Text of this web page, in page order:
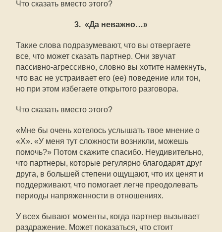
Что сказать вместо этого?
3. «Да неважно…»
Такие слова подразумевают, что вы отвергаете
все, что может сказать партнер. Они звучат
пассивно-агрессивно, словно вы хотите намекнуть,
что вас не устраивает его (ее) поведение или тон,
но при этом избегаете открытого разговора.
Что сказать вместо этого?
«Мне бы очень хотелось услышать твое мнение о
«X». «У меня тут сложности возникли, можешь
помочь?» Потом скажите спасибо. Неудивительно,
что партнеры, которые регулярно благодарят друг
друга, в большей степени ощущают, что их ценят и
поддерживают, что помогает легче преодолевать
периоды напряженности в отношениях.
У всех бывают моменты, когда партнер вызывает
раздражение. Может показаться, что стоит